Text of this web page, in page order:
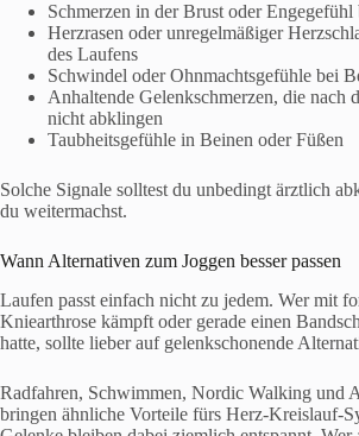
Schmerzen in der Brust oder Engegefühl
Herzrasen oder unregelmäßiger
des Laufens
Schwindel oder Ohnmachtsgefühle bei
Anhaltende Gelenkschmerzen, die nach
nicht abklingen
Taubheitsgefühle in Beinen oder Füßen
Solche Signale solltest du unbedingt ärztlich
du weitermachst.
Wann Alternativen zum Joggen besser passen
Laufen passt einfach nicht zu jedem. Wer mit
Kniearthrose kämpft oder gerade einen
hatte, sollte lieber auf gelenkschonende
Radfahren, Schwimmen, Nordic Walking und
bringen ähnliche Vorteile fürs Herz-Kreislauf-